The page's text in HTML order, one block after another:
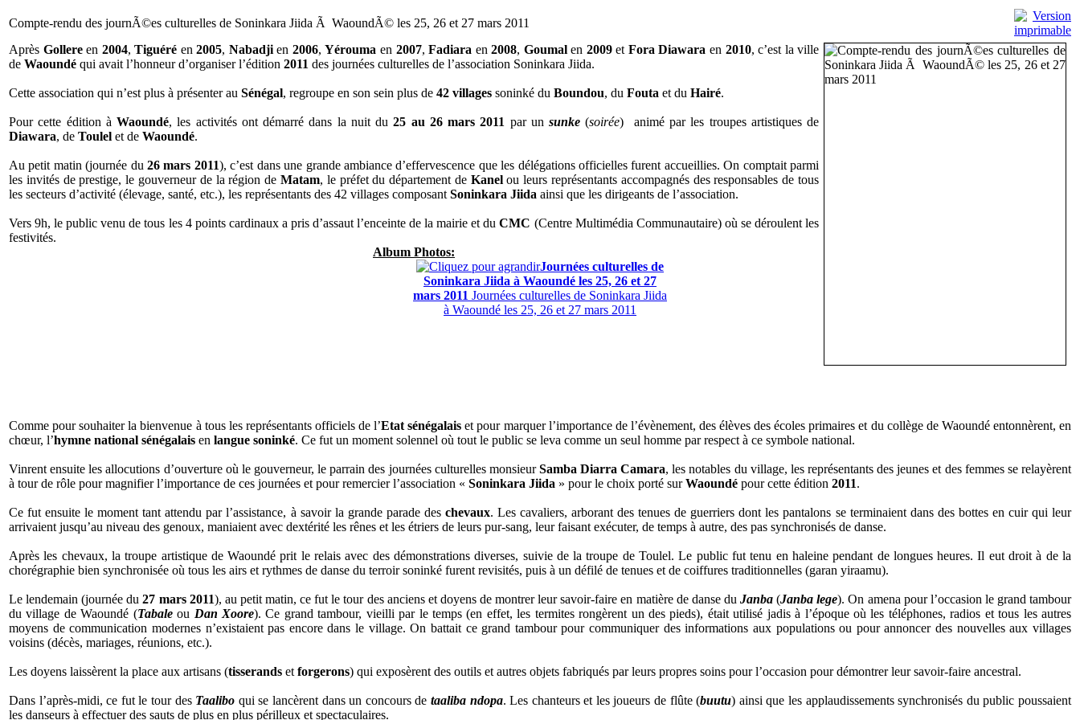
Compte-rendu des journÃ©es culturelles de Soninkara Jiida Ã WaoundÃ© les 25, 26 et 27 mars 2011
Après Gollereen 2004,Tiguéré en2005, Nabadjien 2006,Yéroumaen 2007,Fadiara en2008, Goumalen 2009et Fora Diawara en 2010, c’est la ville
de Waoundé qui avait l’honneur d’organiser l’édition 2011 des journées culturelles de l’association Soninkara Jiida.
Cette association qui n’est plus à présenter au Sénégal, regroupe en son sein plus de 42 villages soninké du Boundou, du Fouta et du Hairé.
Pour cette édition à Waoundé, les activités ont démarré dans la nuit du25 au 26 mars 2011 par un sunke (soirée) animé par les troupes artistiques de
Diawara, de Toulel et de Waoundé.
Au petit matin (journée du26 mars 2011), c’est dans une grande ambiance d’effervescence que les délégations officielles furent accueillies. On comptait parmi
les invités de prestige, le gouverneur de la région de Matam, le préfet du département de Kanelou leurs représentants accompagnés des responsables de tous
les secteurs d’activité (élevage, santé, etc.), les représentants des 42 villages composant Soninkara Jiida ainsi que les dirigeants de l’association.
Vers 9h, le public venu de tous les 4 points cardinaux a pris d’assaut l’enceinte de la mairie et duCMC (Centre Multimédia Communautaire) où se déroulent les
festivités.
Album Photos:
Journées culturelles de
Soninkara Jiida à Waoundé les 25, 26 et 27
mars 2011 Journées culturelles de Soninkara Jiida
à Waoundé les 25, 26 et 27 mars 2011
Comme pour souhaiter la bienvenue à tous les représentants officiels de l’Etat sénégalaiset pour marquer l’importance de l’évènement, des élèves des écoles primaires et du collège de Waoundé entonnèrent, en
chœur, l’hymne national sénégalais en langue soninké. Ce fut un moment solennel où tout le public se leva comme un seul homme par respect à ce symbole national.
Vinrent ensuite les allocutions d’ouverture où le gouverneur, le parrain des journées culturelles monsieurSamba Diarra Camara, les notables du village, les représentants des jeunes et des femmes se relayèrent
à tour de rôle pour magnifier l’importance de ces journées et pour remercier l’association « Soninkara Jiida » pour le choix porté surWaoundé pour cette édition 2011.
Ce fut ensuite le moment tant attendu par l’assistance, à savoir la grande parade des chevaux. Les cavaliers, arborant des tenues de guerriers dont les pantalons se terminaient dans des bottes en cuir qui leur
arrivaient jusqu’au niveau des genoux, maniaient avec dextérité les rênes et les étriers de leurs pur-sang, leur faisant exécuter, de temps à autre, des pas synchronisés de danse.
Après les chevaux, la troupe artistique de Waoundé prit le relais avec des démonstrations diverses, suivie de la troupe de Toulel. Le public fut tenu en haleine pendant de longues heures. Il eut droit à de la
chorégraphie bien synchronisée où tous les airs et rythmes de danse du terroir soninké furent revisités, puis à un défilé de tenues et de coiffures traditionnelles (garan yiraamu).
Le lendemain (journée du27 mars 2011), au petit matin, ce fut le tour des anciens et doyens de montrer leur savoir-faire en matière de danse duJanba(Janba lege). On amena pour l’occasion le grand tambour
du village de Waoundé (Tabaleou Dan Xoore). Ce grand tambour, vieilli par le temps (en effet, les termites rongèrent un des pieds), était utilisé jadis à l’époque où les téléphones, radios et tous les autres
moyens de communication modernes n’existaient pas encore dans le village. On battait ce grand tambour pour communiquer des informations aux populations ou pour annoncer des nouvelles aux villages
voisins (décès, mariages, réunions, etc.).
Les doyens laissèrent la place aux artisans (tisserands et forgerons) qui exposèrent des outils et autres objets fabriqués par leurs propres soins pour l’occasion pour démontrer leur savoir-faire ancestral.
Dans l’après-midi, ce fut le tour des Taalibo qui se lancèrent dans un concours de taaliba ndopa. Les chanteurs et les joueurs de flûte (buutu) ainsi que les applaudissements synchronisés du public poussaient
les danseurs à effectuer des sauts de plus en plus périlleux et spectaculaires.